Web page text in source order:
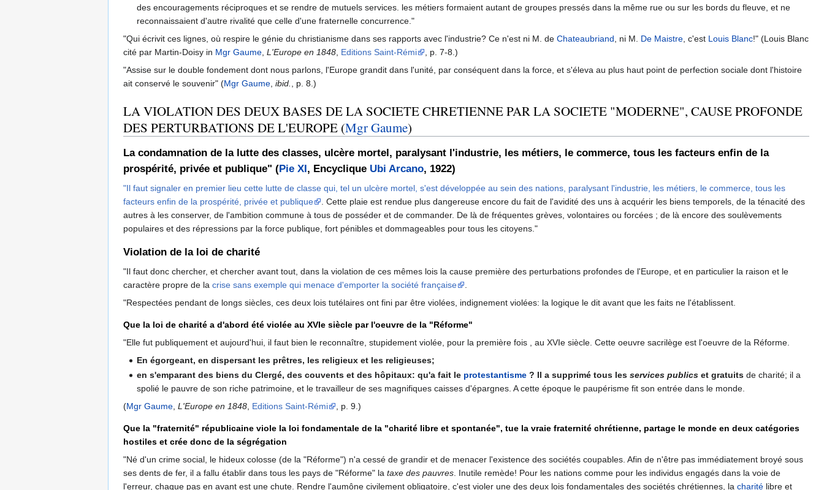
des encouragements réciproques et se rendre de mutuels services. les métiers formaient autant de groupes pressés dans la même rue ou sur les bords du fleuve, et ne
reconnaissaient d'autre rivalité que celle d'une fraternelle concurrence."
"Qui écrivit ces lignes, où respire le génie du christianisme dans ses rapports avec l'industrie? Ce n'est ni M. de Chateaubriand, ni M. De Maistre, c'est Louis Blanc!" (Louis Blanc
cité par Martin-Doisy in Mgr Gaume, L'Europe en 1848, Editions Saint-Rémi
, p. 7-8.)
"Assise sur le double fondement dont nous parlons, l'Europe grandit dans l'unité, par conséquent dans la force, et s'éleva au plus haut point de perfection sociale dont l'histoire
ait conservé le souvenir" (Mgr Gaume, ibid., p. 8.)
LA VIOLATION DES DEUX BASES DE LA SOCIETE CHRETIENNE PAR LA SOCIETE "MODERNE", CAUSE PROFONDE
DES PERTURBATIONS DE L'EUROPE (Mgr Gaume)
La condamnation de la lutte des classes, ulcère mortel, paralysant l'industrie, les métiers, le commerce, tous les facteurs enfin de la
prospérité, privée et publique" (Pie XI, Encyclique Ubi Arcano, 1922)
"Il faut signaler en premier lieu cette lutte de classe qui, tel un ulcère mortel, s'est développée au sein des nations, paralysant l'industrie, les métiers, le commerce, tous les
facteurs enfin de la prospérité, privée et publique
. Cette plaie est rendue plus dangereuse encore du fait de l'avidité des uns à acquérir les biens temporels, de la ténacité des
autres à les conserver, de l'ambition commune à tous de posséder et de commander. De là de fréquentes grèves, volontaires ou forcées ; de là encore des soulèvements
populaires et des répressions par la force publique, fort pénibles et dommageables pour tous les citoyens."
Violation de la loi de charité
"Il faut donc chercher, et chercher avant tout, dans la violation de ces mêmes lois la cause première des perturbations profondes de l'Europe, et en particulier la raison et le
caractère propre de la crise sans exemple qui menace d'emporter la société française
.
"Respectées pendant de longs siècles, ces deux lois tutélaires ont fini par être violées, indignement violées: la logique le dit avant que les faits ne l'établissent.
Que la loi de charité a d'abord été violée au XVIe siècle par l'oeuvre de la "Réforme"
"Elle fut publiquement et aujourd'hui, il faut bien le reconnaître, stupidement violée, pour la première fois , au XVIe siècle. Cette oeuvre sacrilège est l'oeuvre de la Réforme.
En égorgeant, en dispersant les prêtres, les religieux et les religieuses;
en s'emparant des biens du Clergé, des couvents et des hôpitaux: qu'a fait le protestantisme ? Il a supprimé tous lesservices publics et gratuits de charité; il a
spolié le pauvre de son riche patrimoine, et le travailleur de ses magnifiques caisses d'épargnes. A cette époque le paupérisme fit son entrée dans le monde.
(Mgr Gaume L'Europe en 1848 Editions Saint-Rémi , p. 9.)
Que la "fraternité" républicaine viole la loi fondamentale de la "charité libre et spontanée", tue la vraie fraternité chrétienne, partage le monde en deux catégories
hostiles et crée donc de la ségrégation
"Né d'un crime social, le hideux colosse (de la "Réforme") n'a cessé de grandir et de menacer l'existence des sociétés coupables. Afin de n'être pas immédiatement broyé sous
ses dents de fer, il a fallu établir dans tous les pays de "Réforme" la taxe des pauvres . Inutile remède! Pour les nations comme pour les individus engagés dans la voie de
l'erreur, chaque pas en avant est une chute. Rendre l'aumône civilement obligatoire, c'est violer une des deux lois fondamentales des sociétés chrétiennes, la charité libre et